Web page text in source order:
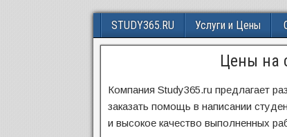
STUDY365.RU Услуги и Цены
Цены на
Компания Study365.ru предлагает
заказать помощь в написании
и высокое качество выполненных